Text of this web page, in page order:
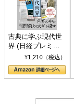
古典に学ぶ現代世
界 (日経プレミア
シリーズ)¥1,210（税込）